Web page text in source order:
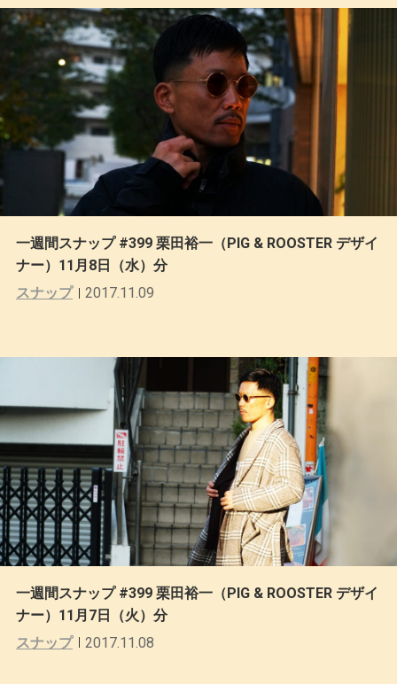
一週間スナップ #399 栗田裕一（PIG & ROOSTER デザイ
ナー）11月8日（水）分
スナップ
2017.11.09
一週間スナップ #399 栗田裕一（PIG & ROOSTER デザイ
ナー）11月7日（火）分
スナップ
2017.11.08